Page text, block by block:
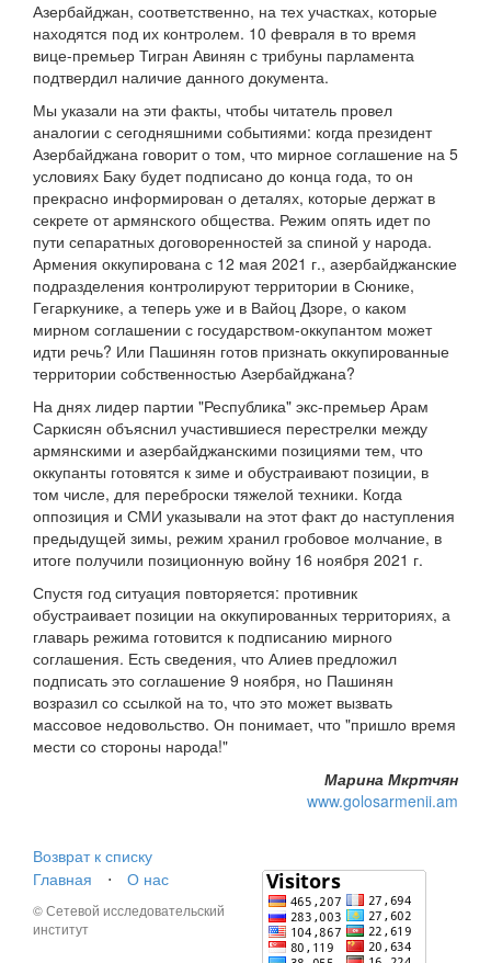
Азербайджан, соответственно, на тех участках, которые
находятся под их контролем. 10 февраля в то время
вице-премьер Тигран Авинян с трибуны парламента
подтвердил наличие данного документа.
Мы указали на эти факты, чтобы читатель провел
аналогии с сегодняшними событиями: когда президент
Азербайджана говорит о том, что мирное соглашение на 5
условиях Баку будет подписано до конца года, то он
прекрасно информирован о деталях, которые держат в
секрете от армянского общества. Режим опять идет по
пути сепаратных договоренностей за спиной у народа.
Армения оккупирована с 12 мая 2021 г., азербайджанские
подразделения контролируют территории в Сюнике,
Гегаркунике, а теперь уже и в Вайоц Дзоре, о каком
мирном соглашении с государством-оккупантом может
идти речь? Или Пашинян готов признать оккупированные
территории собственностью Азербайджана?
На днях лидер партии "Республика" экс-премьер Арам
Саркисян объяснил участившиеся перестрелки между
армянскими и азербайджанскими позициями тем, что
оккупанты готовятся к зиме и обустраивают позиции, в
том числе, для переброски тяжелой техники. Когда
оппозиция и СМИ указывали на этот факт до наступления
предыдущей зимы, режим хранил гробовое молчание, в
итоге получили позиционную войну 16 ноября 2021 г.
Спустя год ситуация повторяется: противник
обустраивает позиции на оккупированных территориях, а
главарь режима готовится к подписанию мирного
соглашения. Есть сведения, что Алиев предложил
подписать это соглашение 9 ноября, но Пашинян
возразил со ссылкой на то, что это может вызвать
массовое недовольство. Он понимает, что "пришло время
мести со стороны народа!"
Марина Мкртчян
www.golosarmenii.am
Возврат к списку
Главная
⋅ О нас
© Сетевой исследовательский
институт